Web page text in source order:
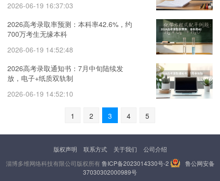
2026-06-19 16:37:03
2026高考录取率预测：本科率42.6%，约
700万考生无缘本科
2026-06-19 14:52:48
2026高考录取通知书：7月中旬陆续发
放，电子+纸质双轨制
2026-06-19 14:52:10
1 2 3 4 5
版权声明 联系方式 关于我们
公司介绍
淄博多维网络科技有限公司版权所有鲁ICP备2023014330号-2
鲁公网安备
37030302000989号